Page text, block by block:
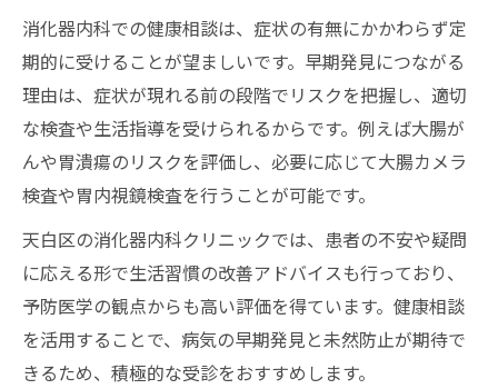
消化器内科での健康相談は、症状の有無にかかわらず定
期的に受けることが望ましいです。早期発見につながる
理由は、症状が現れる前の段階でリスクを把握し、適切
な検査や生活指導を受けられるからです。例えば大腸が
んや胃潰瘍のリスクを評価し、必要に応じて大腸カメラ
検査や胃内視鏡検査を行うことが可能です。
天白区の消化器内科クリニックでは、患者の不安や疑問
に応える形で生活習慣の改善アドバイスも行っており、
予防医学の観点からも高い評価を得ています。健康相談
を活用することで、病気の早期発見と未然防止が期待で
きるため、積極的な受診をおすすめします。